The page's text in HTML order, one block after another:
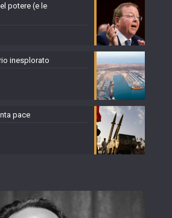
potere (e le
inesplorato
pace